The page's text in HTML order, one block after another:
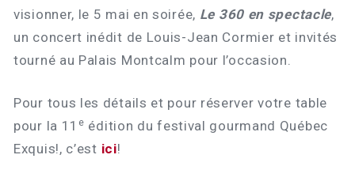
visionner, le 5 mai en soirée, Le 360 en spectacle,
un concert inédit de Louis-Jean Cormier et invités
tourné au Palais Montcalm pour l’occasion.
Pour tous les détails et pour réserver votre table
pour la 11 e édition du festival gourmand Québec
Exquis!, c’est ici!